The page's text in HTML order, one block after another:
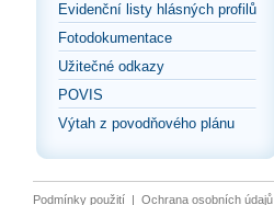
Evidenční listy hlásných profilů
Fotodokumentace
Užitečné odkazy
POVIS
Výtah z povodňového plánu
Podmínky použití | Ochrana osobních údajů